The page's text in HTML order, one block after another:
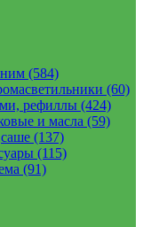
(584)
(60)
рефиллы (424)
и масла (59)
(137)
(115)
(91)